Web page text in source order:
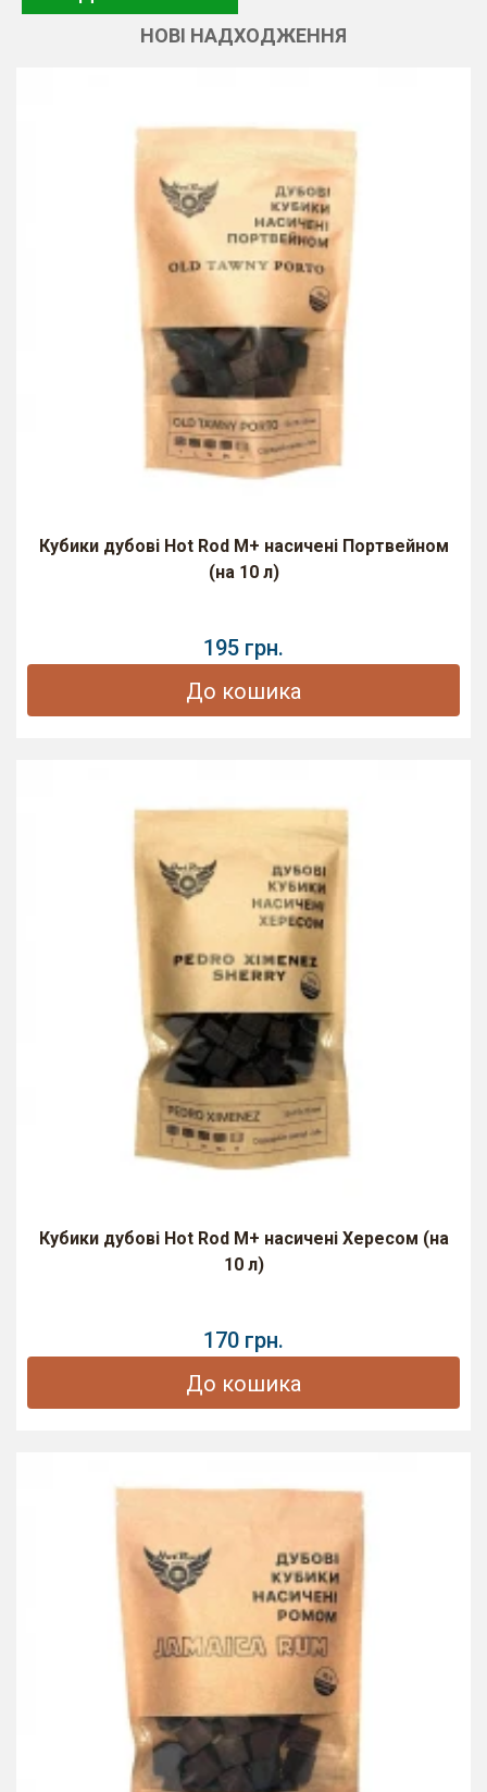
НОВІ НАДХОДЖЕННЯ
Кубики дубові Hot Rod M+ насичені Портвейном
(на 10 л)
195 грн.
До кошика
Кубики дубові Hot Rod M+ насичені Хересом (на
10 л)
170 грн.
До кошика